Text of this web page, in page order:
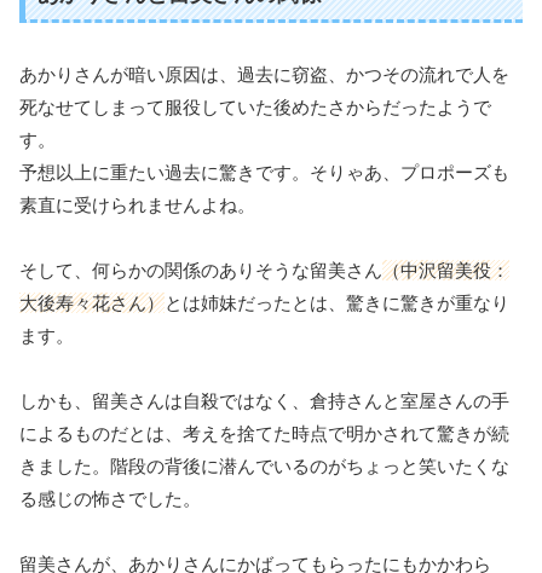
あかりさんが暗い原因は、過去に窃盗、かつその流れで人を
死なせてしまって服役していた後めたさからだったようで
す。
予想以上に重たい過去に驚きです。そりゃあ、プロポーズも
素直に受けられませんよね。
そして、何らかの関係のありそうな留美さん（中沢留美役：
大後寿々花さん）とは姉妹だったとは、驚きに驚きが重なり
ます。
しかも、留美さんは自殺ではなく、倉持さんと室屋さんの手
によるものだとは、考えを捨てた時点で明かされて驚きが続
きました。階段の背後に潜んでいるのがちょっと笑いたくな
る感じの怖さでした。
留美さんが、あかりさんにかばってもらったにもかかわら